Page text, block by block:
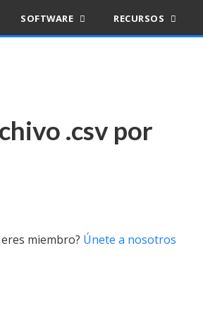
SOFTWARE RECURSOS
.csv por
miembro? Únete a nosotros